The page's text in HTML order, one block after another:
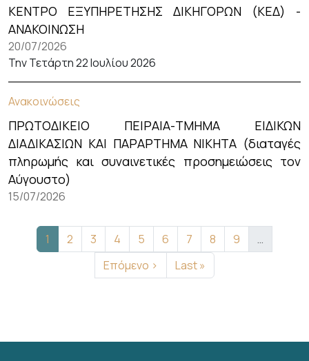
ΚΕΝΤΡΟ ΕΞΥΠΗΡΕΤΗΣΗΣ ΔΙΚΗΓΟΡΩΝ (ΚΕΔ) -
ΑΝΑΚΟΙΝΩΣΗ
20/07/2026
Την Τετάρτη 22 Ιουλίου 2026
Ανακοινώσεις
ΠΡΩΤΟΔΙΚΕΙΟ ΠΕΙΡΑΙΑ-ΤΜΗΜΑ ΕΙΔΙΚΩΝ
ΔΙΑΔΙΚΑΣΙΩΝ ΚΑΙ ΠΑΡΑΡΤΗΜΑ ΝΙΚΗΤΑ (διαταγές
πληρωμής και συναινετικές προσημειώσεις τον
Αύγουστο)
15/07/2026
Σελιδοποίηση
Τρέχουσα σελίδα
1 Σελίδα
2 Σελίδα
3 Σελίδα
4 Σελίδα
5 Σελίδα
6 Σελίδα
7 Σελίδα
8 Σελίδα
9
…
Next page
Επόμενο › Last page
Last »